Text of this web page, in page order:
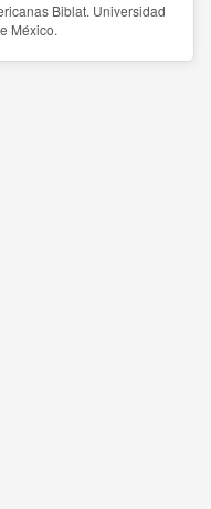
Biblat. Universidad
México.